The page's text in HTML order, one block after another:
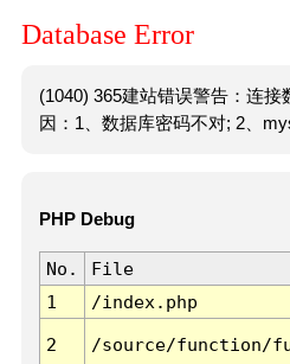
Database Error
(1040) 365建站错误警告：连接
因：1、数据库密码不对; 2、
PHP Debug
No. File
1
/index.php
2 /source/function/